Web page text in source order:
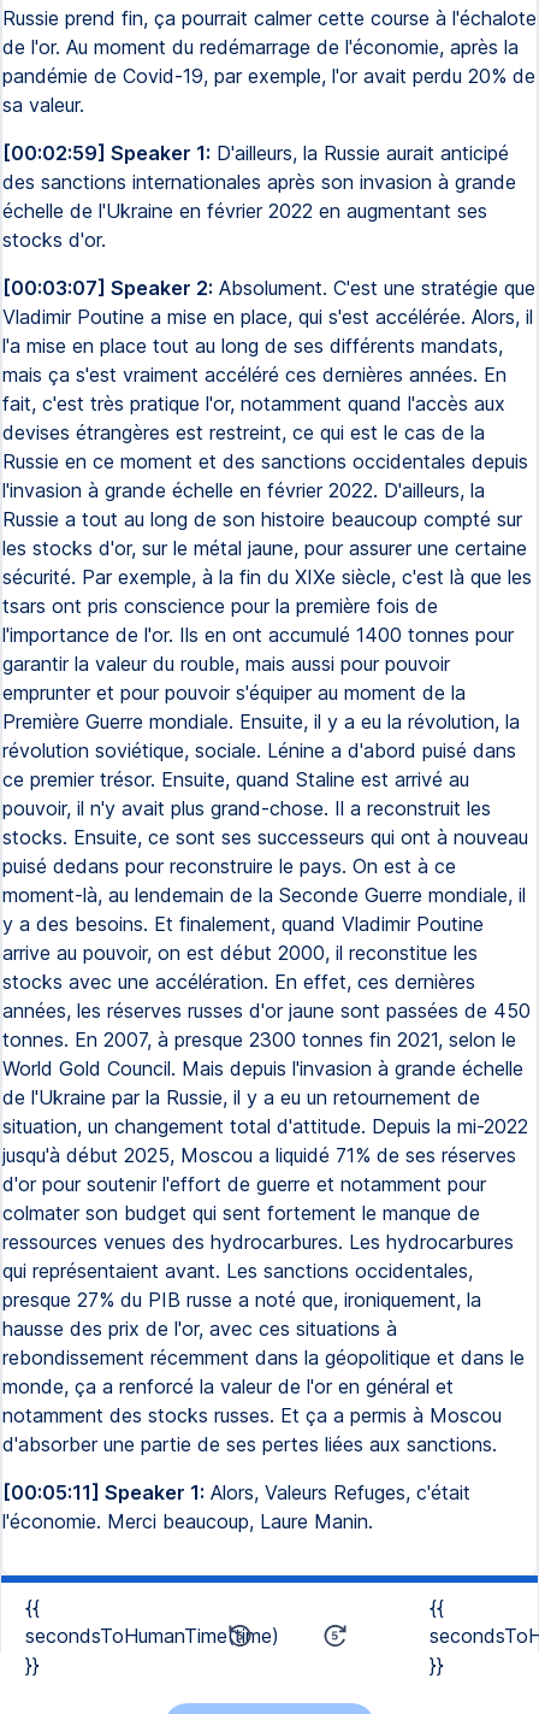
Russie prend fin, ça pourrait calmer cette course à l'échalote
de l'or. Au moment du redémarrage de l'économie, après la
pandémie de Covid-19, par exemple, l'or avait perdu 20% de
sa valeur.
[00:02:59] Speaker 1: D'ailleurs, la Russie aurait anticipé
des sanctions internationales après son invasion à grande
échelle de l'Ukraine en février 2022 en augmentant ses
stocks d'or.
[00:03:07] Speaker 2: Absolument. C'est une stratégie que
Vladimir Poutine a mise en place, qui s'est accélérée. Alors, il
l'a mise en place tout au long de ses différents mandats,
mais ça s'est vraiment accéléré ces dernières années. En
fait, c'est très pratique l'or, notamment quand l'accès aux
devises étrangères est restreint, ce qui est le cas de la
Russie en ce moment et des sanctions occidentales depuis
l'invasion à grande échelle en février 2022. D'ailleurs, la
Russie a tout au long de son histoire beaucoup compté sur
les stocks d'or, sur le métal jaune, pour assurer une certaine
sécurité. Par exemple, à la fin du XIXe siècle, c'est là que les
tsars ont pris conscience pour la première fois de
l'importance de l'or. Ils en ont accumulé 1400 tonnes pour
garantir la valeur du rouble, mais aussi pour pouvoir
emprunter et pour pouvoir s'équiper au moment de la
Première Guerre mondiale. Ensuite, il y a eu la révolution, la
révolution soviétique, sociale. Lénine a d'abord puisé dans
ce premier trésor. Ensuite, quand Staline est arrivé au
pouvoir, il n'y avait plus grand-chose. Il a reconstruit les
stocks. Ensuite, ce sont ses successeurs qui ont à nouveau
puisé dedans pour reconstruire le pays. On est à ce
moment-là, au lendemain de la Seconde Guerre mondiale, il
y a des besoins. Et finalement, quand Vladimir Poutine
arrive au pouvoir, on est début 2000, il reconstitue les
stocks avec une accélération. En effet, ces dernières
années, les réserves russes d'or jaune sont passées de 450
tonnes. En 2007, à presque 2300 tonnes fin 2021, selon le
World Gold Council. Mais depuis l'invasion à grande échelle
de l'Ukraine par la Russie, il y a eu un retournement de
situation, un changement total d'attitude. Depuis la mi-2022
jusqu'à début 2025, Moscou a liquidé 71% de ses réserves
d'or pour soutenir l'effort de guerre et notamment pour
colmater son budget qui sent fortement le manque de
ressources venues des hydrocarbures. Les hydrocarbures
qui représentaient avant. Les sanctions occidentales,
presque 27% du PIB russe a noté que, ironiquement, la
hausse des prix de l'or, avec ces situations à
rebondissement récemment dans la géopolitique et dans le
monde, ça a renforcé la valeur de l'or en général et
notamment des stocks russes. Et ça a permis à Moscou
d'absorber une partie de ses pertes liées aux sanctions.
[00:05:11] Speaker 1: Alors, Valeurs Refuges, c'était
l'économie. Merci beaucoup, Laure Manin.
{{
secondsToHumanTime(time)
}}
{{
}}